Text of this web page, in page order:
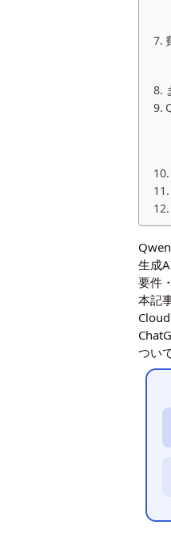
生成
要件
本記
つい